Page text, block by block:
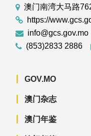
澳门南湾大马路
https://
info@gcs.gov.mo
(853)2833 2886
GOV.MO
澳门杂志
澳门年鉴